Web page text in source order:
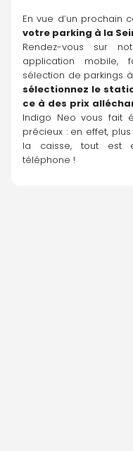
En vue d’un prochain
votre parking à la
Rendez-vous sur
application mobile,
sélectionnez le
ce à des prix
Indigo Neo vous fait
précieux : en effet,
la caisse, tout est
téléphone !